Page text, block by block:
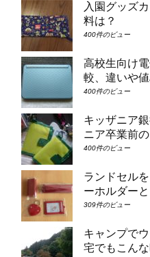
入園グッズ
料は？
400件のビュー
高校生向け
較、違いや
400件のビュー
キッザニア
ニア卒業前
400件のビュー
ランドセル
ーホルダー
309件のビュー
キャンプで
宅でもこん